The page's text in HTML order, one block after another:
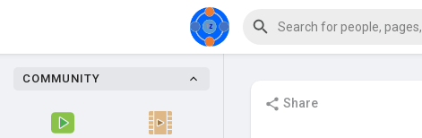
COMMUNITY
Share